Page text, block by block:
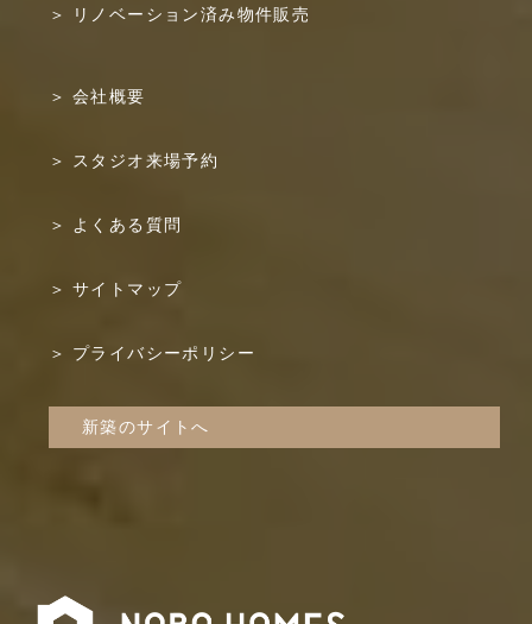
リノベーション済み物件販売
会社概要
スタジオ来場予約
よくある質問
サイトマップ
プライバシーポリシー
新築のサイトへ